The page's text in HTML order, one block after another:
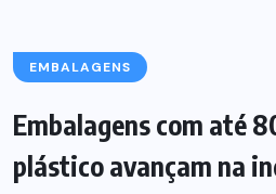
EMBALAGENS
Embalagens com até
plástico avançam na